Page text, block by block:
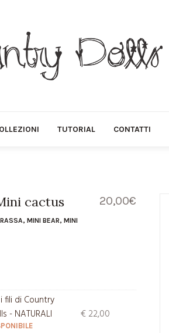
TUTORIAL CONTATTI
20,00€
cactus
,MINI BEAR,MINI
i fili di Country
- NATURALI
€22,00